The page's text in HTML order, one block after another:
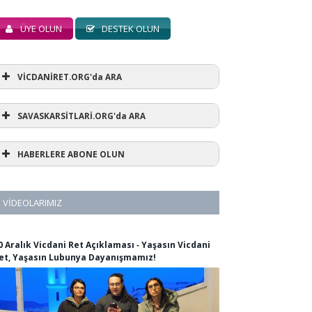
ÜYE OLUN DESTEK OLUN
VİCDANİRET.ORG'da ARA
SAVASKARSİTLARİ.ORG'da ARA
HABERLERE ABONE OLUN
VIDEOLARIMIZ
Aralık Vicdani Ret Açıklaması ‐ Yaşasın Vicdani
Yaşasın Lubunya Dayanışmamız!